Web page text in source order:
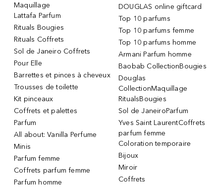
Maquillage
Lattafa Parfum
Rituals Bougies
Rituals Coffrets
Sol de Janeiro Coffrets
Pour Elle
Barrettes et pinces à cheveux
Trousses de toilette
Kit pinceaux
Coffrets et palettes
Parfum
All about: Vanilla Perfume
Minis
Parfum femme
Coffrets parfum femme
Parfum homme
DOUGLAS online giftcard
Top 10 parfums
Top 10 parfums femme
Top 10 parfums homme
Armani Parfum homme
Baobab CollectionBougies
Douglas
CollectionMaquillage
RitualsBougies
Sol de JaneiroParfum
Yves Saint LaurentCoffrets
parfum femme
Coloration temporaire
Bijoux
Miroir
Coffrets